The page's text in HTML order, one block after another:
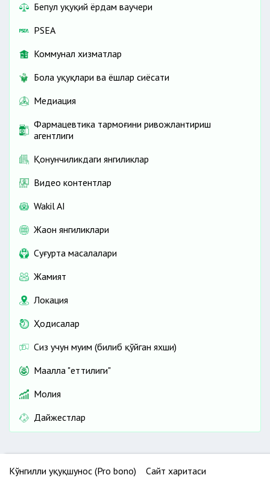
Бепул ҳуқуқий ёрдам ваучери
PSEA
Коммунал хизматлар
Бола ҳуқуқлари ва ёшлар сиёсати
Медиация
Фармацевтика тармоғини ривожлантириш
агентлиги
Қонунчиликдаги янгиликлар
Видео контентлар
Wakil AI
Жаҳон янгиликлари
Cуғурта масалалари
Жамият
Локация
Ҳодисалар
Сиз учун муҳим (билиб қўйган яхши)
Маҳалла "еттилиги"
Молия
Дайжестлар
Кўнгилли ҳуқуқшунос (Pro bono)
Сайт харитаси